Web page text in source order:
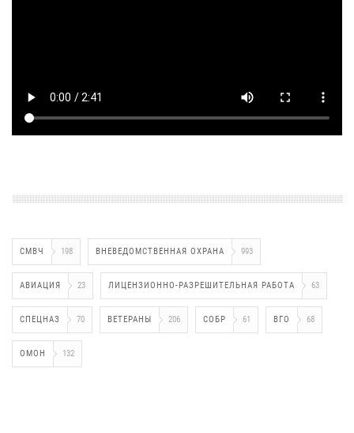
СМВЧ 198 ВНЕВЕДОМСТВЕННАЯ ОХРАНА 993
АВИАЦИЯ 23 ЛИЦЕНЗИОННО-РАЗРЕШИТЕЛЬНАЯ РАБОТА 63
СПЕЦНАЗ 70 ВЕТЕРАНЫ 206 СОБР 61 ВГО 68
ОМОН 132